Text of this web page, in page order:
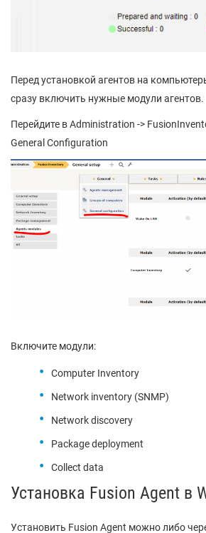
Перед установкой агентов на
сразу включить нужные модули агентов.
Перейдите в Administration ->
General Configuration
Включите модули:
Computer Inventory
Network inventory (SNMP)
Network discovery
Package deployment
Collect data
Установка Fusion Agent в
Установить Fusion Agent можно либо